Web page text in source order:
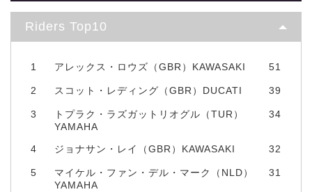
Riders Top10
1 アレックス・ロウズ（GBR）KAWASAKI 51
2 スコット・レディング（GBR）DUCATI 39
3
トプラク・ラズガットリオグル（TUR）
YAMAHA
34
4 ジョナサン・レイ（GBR）KAWASAKI 32
5
マイケル・ファン・デル・マーク（NLD）
YAMAHA
31